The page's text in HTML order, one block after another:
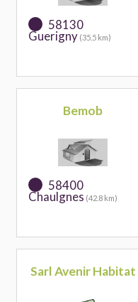
58130
Guerigny (35.5 km)
Bemob
58400
Chaulgnes (42.8 km)
Sarl Avenir Habitat